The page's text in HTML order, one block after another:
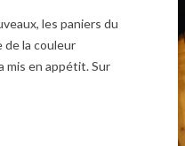
les paniers du
de la couleur
mis en appétit. Sur